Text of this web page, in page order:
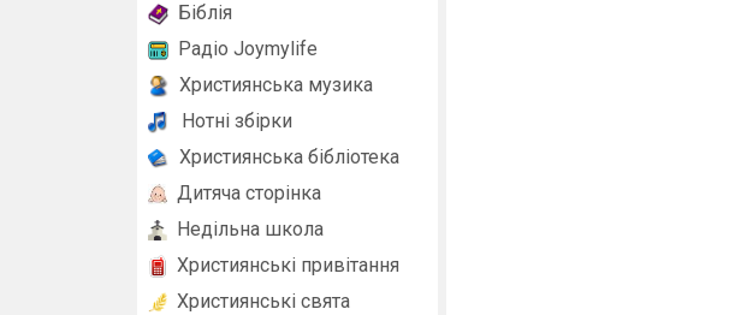
Біблія
Радіо Joymylife
Християнська музика
Нотні збірки
Християнська бібліотека
Дитяча сторінка
Недільна школа
Християнські привітання
Християнські свята